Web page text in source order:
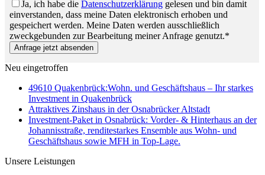
Ja, ich habe die Datenschutzerklärung gelesen und bin damit
einverstanden, dass meine Daten elektronisch erhoben und
gespeichert werden. Meine Daten werden ausschließlich
zweckgebunden zur Bearbeitung meiner Anfrage genutzt.*
Anfrage jetzt absenden
Neu eingetroffen
49610 Quakenbrück:Wohn. und Geschäftshaus – Ihr starkes
Investment in Quakenbrück
Attraktives Zinshaus in der Osnabrücker Altstadt
Investment-Paket in Osnabrück: Vorder- & Hinterhaus an der
Johannisstraße, renditestarkes Ensemble aus Wohn- und
Geschäftshaus sowie MFH in Top-Lage.
Unsere Leistungen